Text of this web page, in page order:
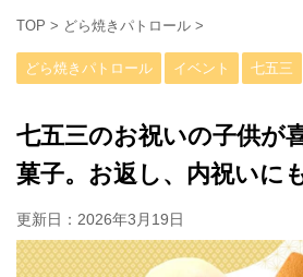
TOP > どら焼きパトロール >
どら焼きパトロール イベント 七五三
七五三のお祝いの子供が
菓子。お返し、内祝いにも
更新日： 2026年3月19日